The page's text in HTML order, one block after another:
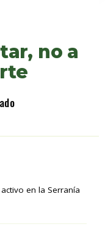
no a
en la Serranía